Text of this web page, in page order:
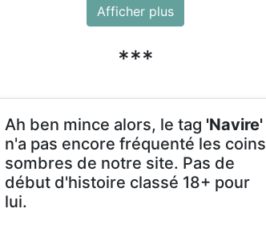
Afficher plus
***
Ah ben mince alors, le tag 'Navire'
n'a pas encore fréquenté les coins
sombres de notre site. Pas de
début d'histoire classé 18+ pour
lui.